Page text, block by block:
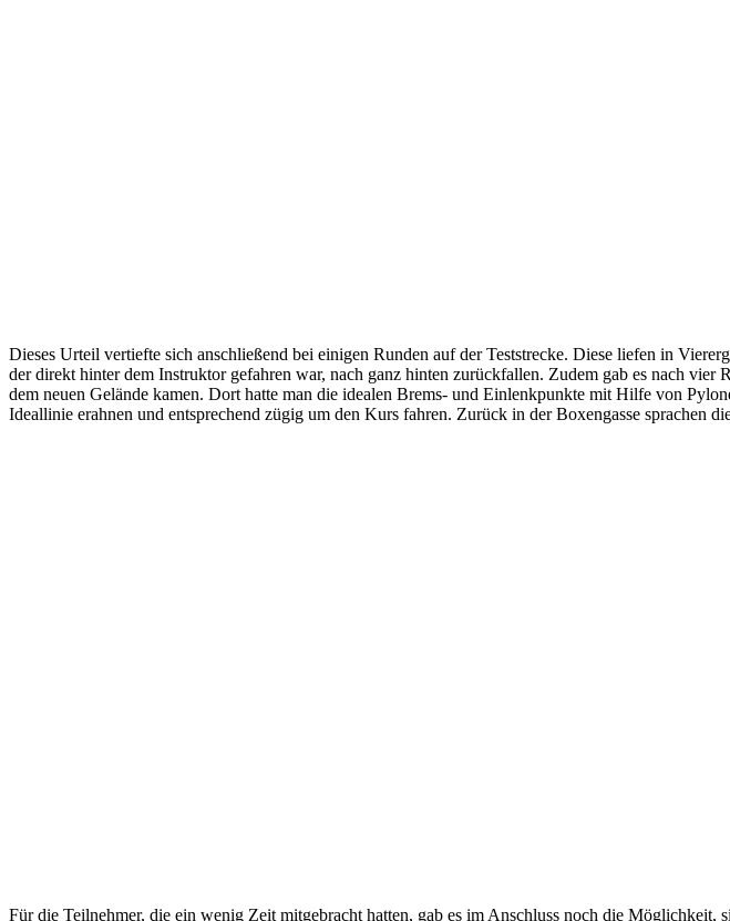
Dieses Urteil vertiefte sich anschließend bei einigen Runden auf der Teststrecke. Diese liefen in
der direkt hinter dem Instruktor gefahren war, nach ganz hinten zurückfallen. Zudem gab es nach vier
dem neuen Gelände kamen. Dort hatte man die idealen Brems- und Einlenkpunkte mit Hilfe von
Ideallinie erahnen und entsprechend zügig um den Kurs fahren. Zurück in der Boxengasse sprachen
Für die Teilnehmer, die ein wenig Zeit mitgebracht hatten, gab es im Anschluss noch die